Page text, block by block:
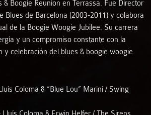
& Boogie Reunion en Terrassa. Fue Director
Blues de Barcelona (2003-2011) y colabora
de la Boogie Woogie Jubilee. Su carrera
y un compromiso constante con la
y celebración del blues & boogie woogie.
Coloma & “Blue Lou” Marini / Swing